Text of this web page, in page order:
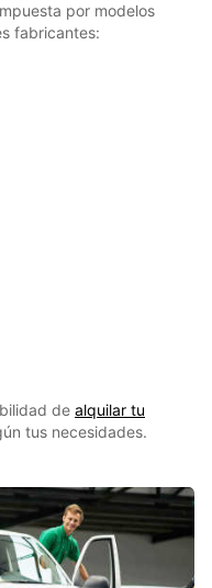
por modelos
fabricantes:
de alquilar tu
tus necesidades.